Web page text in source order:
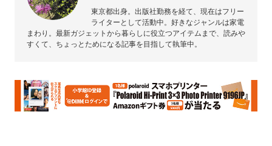
東京都出身。出版社勤務を経て、現在はフリー
ライターとして活動中。好きなジャンルは家電
まわり。最新ガジェットから暮らしに役立つアイテムまで、読みや
すくて、ちょっとためになる記事を目指して執筆中。